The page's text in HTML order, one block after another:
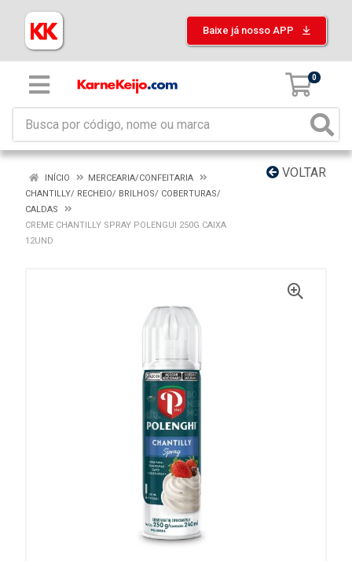
Baixe já nosso APP
0
VOLTAR
INÍCIO
MERCEARIA/CONFEITARIA
CHANTILLY/ RECHEIO/ BRILHOS/ COBERTURAS/
CALDAS
CREME CHANTILLY SPRAY POLENGUI 250G CAIXA
12UND